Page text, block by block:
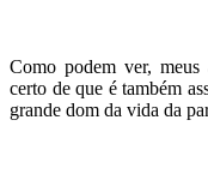
Como podem ver, meus
certo de que é também
grande dom da vida da